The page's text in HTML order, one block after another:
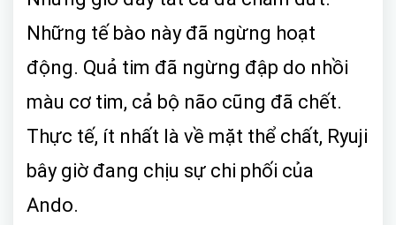
Những tế bào này đã ngừng hoạt
động. Quả tim đã ngừng đập do nhồi
màu cơ tim, cả bộ não cũng đã chết.
Thực tế, ít nhất là về mặt thể chất, Ryuji
bây giờ đang chịu sự chi phối của
Ando.